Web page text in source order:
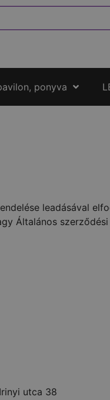
ponyva
leadásával
Általános
utca 38